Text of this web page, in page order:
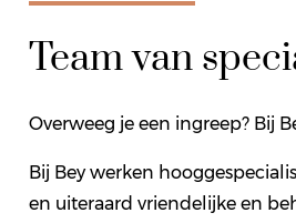
Team van
Overweeg je een ingreep? Bij
Bij Bey werken
en uiteraard vriendelijke en